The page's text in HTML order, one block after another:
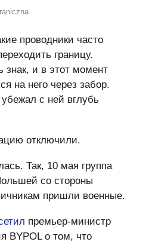
проводники часто
границу.
знак, и в этот момент
на него через забор.
с ней вглубь
отключили.
Так, 10 мая группа
со стороны
пришли военные.
премьер-министр
BYPOL о том, что